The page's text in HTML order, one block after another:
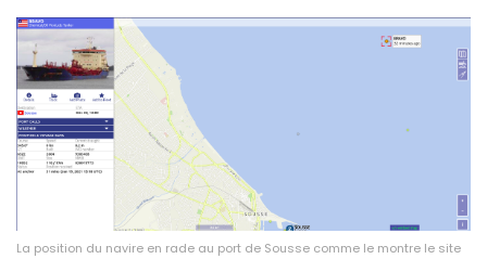
La position du navire en rade au port de Sousse comme le montre le site